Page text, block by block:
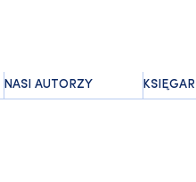
NASI AUTORZY